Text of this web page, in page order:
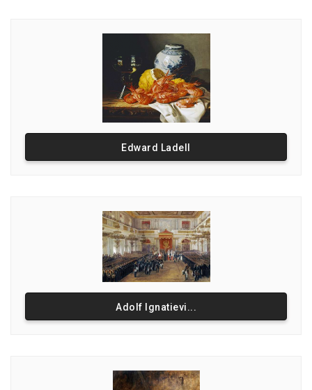
Edward Ladell
Adolf Ignatievi...